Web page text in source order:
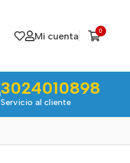
Mi cuenta 0
3024010898
Servicio al cliente